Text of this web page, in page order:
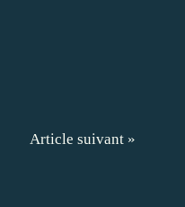
Article suivant »